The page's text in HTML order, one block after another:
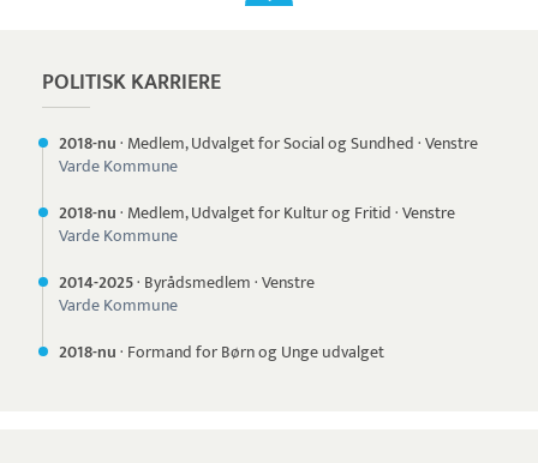
POLITISK KARRIERE
2018-nu· Medlem, Udvalget for Social og Sundhed·Venstre
Varde Kommune
2018-nu· Medlem, Udvalget for Kultur og Fritid·Venstre
Varde Kommune
2014-2025· Byrådsmedlem·Venstre
Varde Kommune
2018-nu· Formand for Børn og Unge udvalget